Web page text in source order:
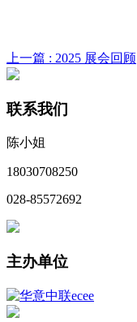
上一篇 : 2025 展会回顾
联系我们
陈小姐
18030708250
028-85572692
主办单位